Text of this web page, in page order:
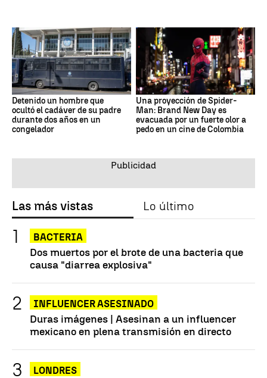
Detenido un hombre que
ocultó el cadáver de su padre
durante dos años en un
congelador
Una proyección de Spider-
Man: Brand New Day es
evacuada por un fuerte olor a
pedo en un cine de Colombia
Las más vistas Lo último
BACTERIA
Dos muertos por el brote de una bacteria que
causa "diarrea explosiva"
INFLUENCER ASESINADO
Duras imágenes | Asesinan a un influencer
mexicano en plena transmisión en directo
LONDRES